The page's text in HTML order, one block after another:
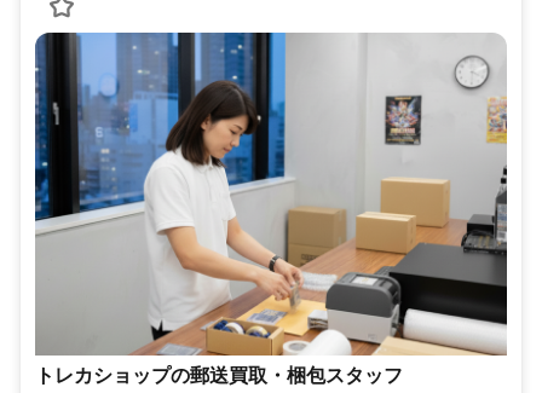
トレカショップの郵送買取・梱包スタッフ